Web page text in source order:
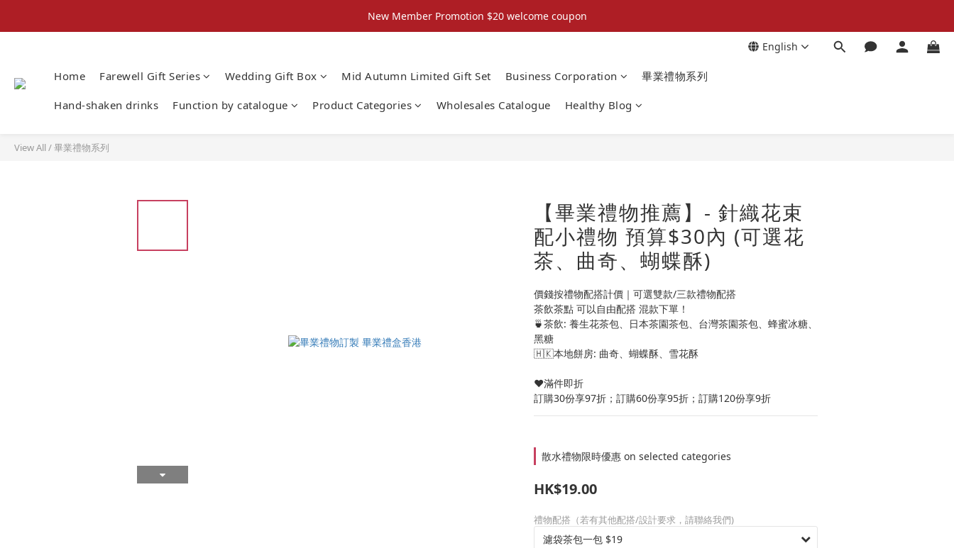
New Member Promotion $20 welcome coupon
New Member Promotion $20 welcome coupon
📦折後付款滿$300免運費 （香港、澳門）
New Member Promotion $20 welcome coupon
English
Home Farewell Gift Series Wedding Gift Box Mid Autumn Limited Gift Set Business Corporation 畢業禮物系列
Hand-shaken drinks Function by catalogue Product Categories Wholesales Catalogue Healthy Blog
View All/畢業禮物系列
【畢業禮物推薦】- 針織花束
配小禮物 預算$30內 (可選花
茶、曲奇、蝴蝶酥)
價錢按禮物配搭計價｜可選雙款/三款禮物配搭
茶飲茶點 可以自由配搭 混款下單！
🍵茶飲: 養生花茶包、日本茶園茶包、台灣茶園茶包、蜂蜜冰糖、
黑糖
🇭🇰本地餅房: 曲奇、蝴蝶酥、雪花酥
❤️滿件即折
訂購30份享97折；訂購60份享95折；訂購120份享9折
散水禮物限時優惠 on selected categories
HK$19.00
禮物配搭（若有其他配搭/設計要求，請聯絡我們)